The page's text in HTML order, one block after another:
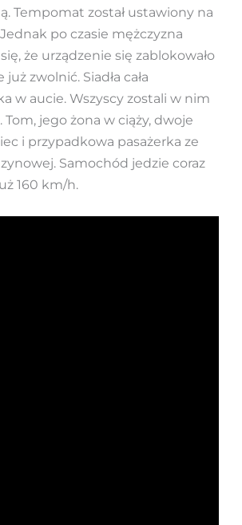
Tempomat został ustawiony na
po czasie mężczyzna
że urządzenie się zablokowało
zwolnić. Siadła cała
w aucie. Wszyscy zostali w nim
Tom, jego żona w ciąży, dwoje
i przypadkowa pasażerka ze
Samochód jedzie coraz
160 km/h.